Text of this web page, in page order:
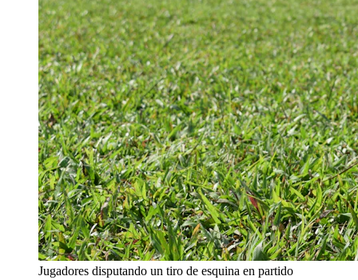
Jugadores disputando un tiro de esquina en partido